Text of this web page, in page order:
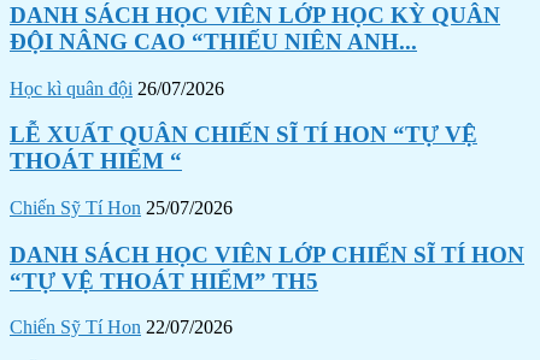
DANH SÁCH HỌC VIÊN LỚP HỌC KỲ QUÂN
ĐỘI NÂNG CAO “THIẾU NIÊN ANH...
Học kì quân đội 26/07/2026
LỄ XUẤT QUÂN CHIẾN SĨ TÍ HON “TỰ VỆ
THOÁT HIỂM “
Chiến Sỹ Tí Hon 25/07/2026
DANH SÁCH HỌC VIÊN LỚP CHIẾN SĨ TÍ HON
“TỰ VỆ THOÁT HIỂM” TH5
Chiến Sỹ Tí Hon 22/07/2026